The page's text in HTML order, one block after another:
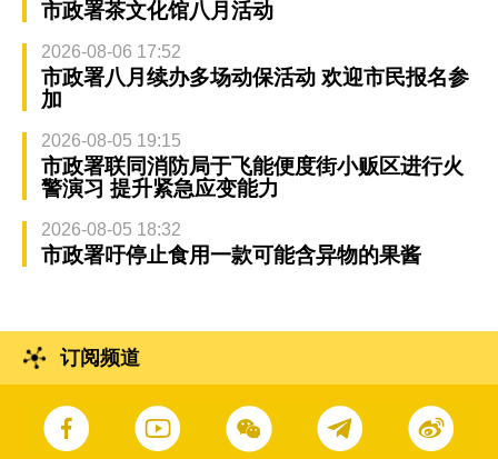
市政署茶文化馆八月活动
2026-08-06 17:52
市政署八月续办多场动保活动 欢迎市民报名参
加
2026-08-05 19:15
市政署联同消防局于飞能便度街小贩区进行火
警演习 提升紧急应变能力
2026-08-05 18:32
市政署吁停止食用一款可能含异物的果酱
订阅频道